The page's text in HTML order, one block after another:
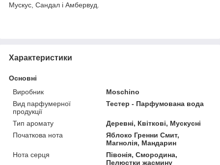
Мускус, Сандал і Амбервуд.
Характеристики
Основні
Виробник
Moschino
Вид парфумерної
продукції
Тестер - Парфумована вода
Тип аромату
Деревні, Квіткові, Мускусні
Початкова нота
Яблоко Гренни Смит,
Магнолія, Мандарин
Нота серця
Півонія, Смородина,
Пелюстки жасмину